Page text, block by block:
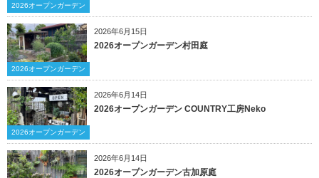
2026オープンガーデン
2026年6月15日
2026オープンガーデン
2026オープンガーデン村田庭
2026年6月14日
2026オープンガーデン
2026オープンガーデン COUNTRY工房Neko
2026年6月14日
2026オープンガーデン古加原庭